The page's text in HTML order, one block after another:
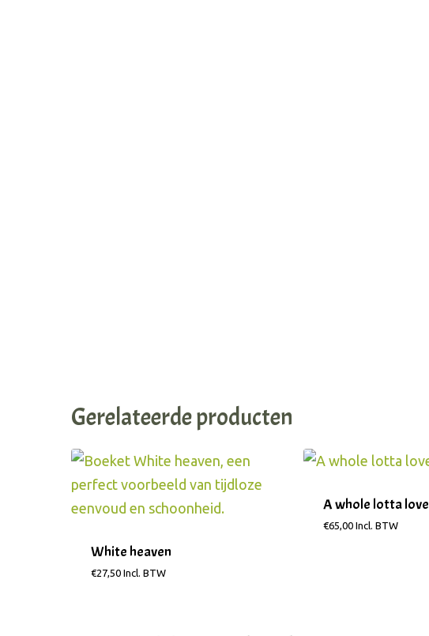
Gerelateerde producten
White heaven
€27,50 Incl. BTW
A whole lotta love
€65,00 Incl. BTW